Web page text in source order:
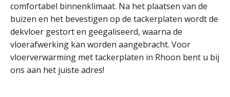
comfortabel binnenklimaat. Na het plaatsen van de
buizen en het bevestigen op de tackerplaten wordt de
dekvloer gestort en geëgaliseerd, waarna de
vloerafwerking kan worden aangebracht. Voor
vloerverwarming met tackerplaten in Rhoon bent u bij
ons aan het juiste adres!